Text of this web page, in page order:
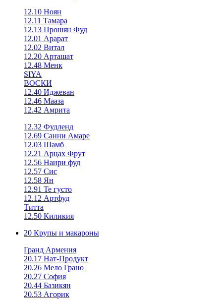
12.10 Ноян
12.11 Тамара
12.13 Прошян Фуд
12.01 Арарат
12.02 Витал
12.20 Арташат
12.48 Менк
SIYA
ВОСКИ
12.40 Иджеван
12.46 Мааза
12.42 Амрита
12.32 Фудленд
12.69 Санни Амаре
12.03 Шамб
12.21 Арцах Фрут
12.56 Наири фуд
12.57 Сис
12.58 Ян
12.91 Те густо
12.12 Артфуд
Титта
12.50 Киликия
20 Крупы и макароны
Гранд Армения
20.17 Нат-Продукт
20.26 Мело Грано
20.27 София
20.44 Базикян
20.53 Агорик